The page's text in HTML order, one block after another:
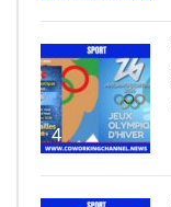
4